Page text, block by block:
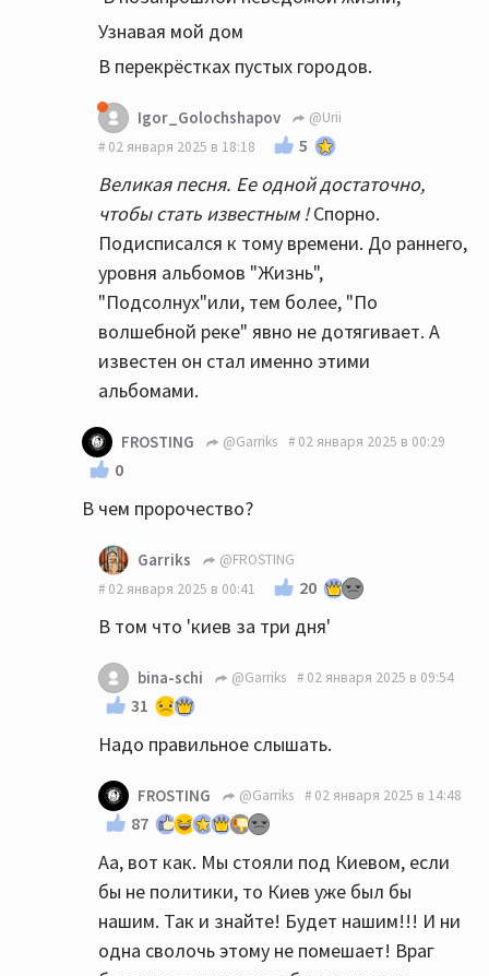
одинаковые...почти одинаковые!
Узнавая мой дом
В перекрёстках пустых городов.
Igor_Golochshapov
@Urii
02 января 2025 в 18:18
5
Великая песня. Ее одной достаточно,
чтобы стать известным !Спорно.
Подисписался к тому времени. До раннего,
уровня альбомов "Жизнь",
"Подсолнух"или, тем более, "По
волшебной реке" явно не дотягивает. А
известен он стал именно этими
альбомами.
FROSTING @Garriks 02 января 2025 в 00:29
0
В чем пророчество?
Garriks
@FROSTING
02 января 2025 в 00:41
20
В том что 'киев за три дня'
bina-schi @Garriks 02 января 2025 в 09:54
31
Надо правильное слышать.
FROSTING @Garriks 02 января 2025 в 14:48
87
Аа, вот как. Мы стояли под Киевом, если
бы не политики, то Киев уже был бы
нашим. Так и знайте! Будет нашим!!! И ни
одна сволочь этому не помешает! Враг